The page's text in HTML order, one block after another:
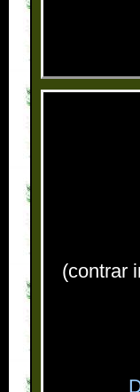
(contrar